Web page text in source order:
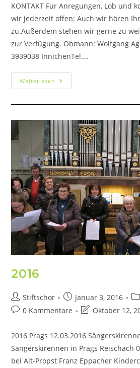
KONTAKT Für Anregungen, Lob und
wir jederzeit offen: Auch wir hören
zu.Außerdem stehen wir gerne zu
zur Verfügung. Obmann: Wolfgang
3939038 InnichenTel.…
Weiterlesen
2016
Stiftschor Januar 3, 2016
0 Kommentare
Oktober 12,
2016 Prags 12.03.2016
Sängerskirennen in Prags Reischach
bei Alt-Propst Franz Eppacher